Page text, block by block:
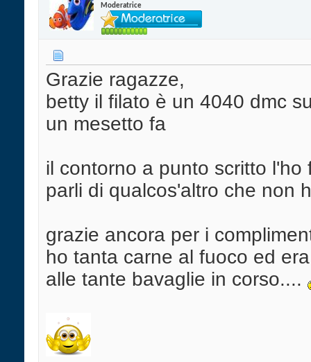
Moderatrice
Grazie ragazze,
betty il filato è un 4040 dmc
un mesetto fa
il contorno a punto scritto
parli di qualcos'altro che non
grazie ancora per i
ho tanta carne al fuoco ed
alle tante bavaglie in corso....